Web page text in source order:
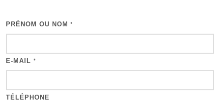
PRÉNOM OU NOM *
E-MAIL *
TÉLÉPHONE